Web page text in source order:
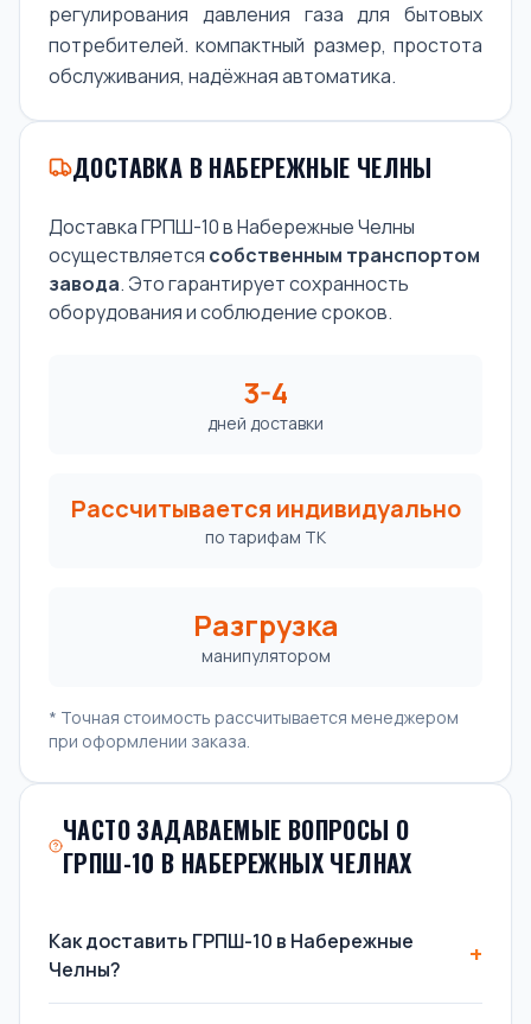
регулирования давления газа для бытовых
потребителей. компактный размер, простота
обслуживания, надёжная автоматика.
ДОСТАВКА В НАБЕРЕЖНЫЕ ЧЕЛНЫ
Доставка ГРПШ-10 в Набережные Челны
осуществляется собственным транспортом
завода. Это гарантирует сохранность
оборудования и соблюдение сроков.
3-4
дней доставки
Рассчитывается индивидуально
по тарифам ТК
Разгрузка
манипулятором
* Точная стоимость рассчитывается менеджером
при оформлении заказа.
ЧАСТО ЗАДАВАЕМЫЕ ВОПРОСЫ О
ГРПШ-10 В НАБЕРЕЖНЫХ ЧЕЛНАХ
Как доставить ГРПШ-10 в Набережные
Челны?